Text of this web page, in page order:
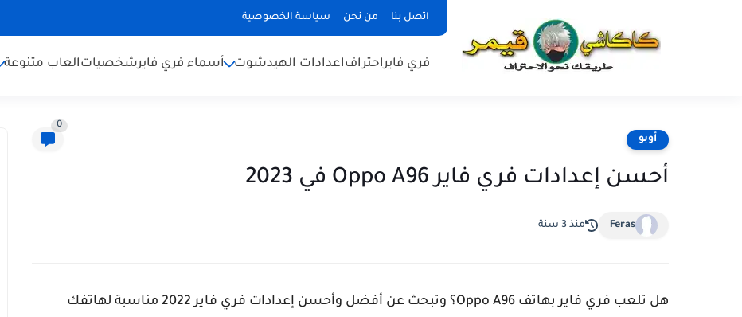
اتصل بنا من نحن سياسة الخصوصية
فري فايراحترافاعدادات الهيدشوت أسماء فري فايرشخصياتالعاب متنوعة
أوبو
0
أحسن إعدادات فري فاير Oppo A96 في 2023
Feras منذ 3 سنة
هل تلعب فري فاير بهاتف Oppo A96؟ وتبحث عن أفضل وأحسن إعدادات فري فاير 2022 مناسبة لهاتفك